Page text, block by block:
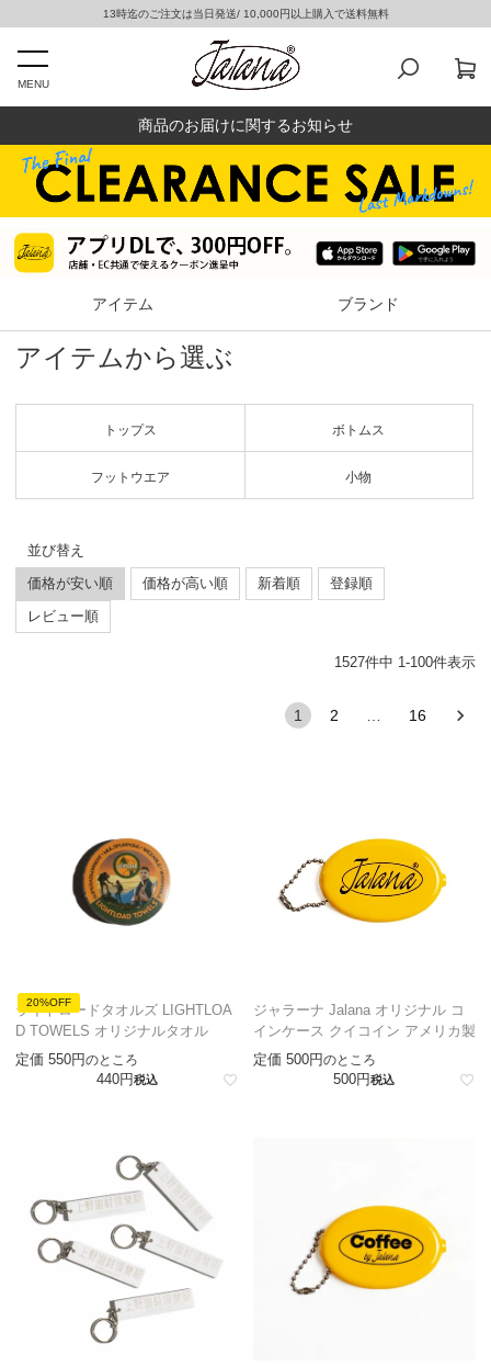
13時迄のご注文は当日発送/ 10,000円以上購入で送料無料
MENU
商品のお届けに関するお知らせ
アイテム ブランド
アイテムから選ぶ
トップス ボトムス
フットウエア 小物
並び替え
価格が安い順
価格が高い順 新着順
登録順
レビュー順
1527件中 1-100件表示
1 2 16
20%OFF
ライトロードタオルズ LIGHTLOA
D TOWELS オリジナルタオル
定価 550 のところ
440 税込
ジャラーナ Jalana オリジナル コ
インケース クイコイン アメリカ製
定価 500 のところ
500 税込